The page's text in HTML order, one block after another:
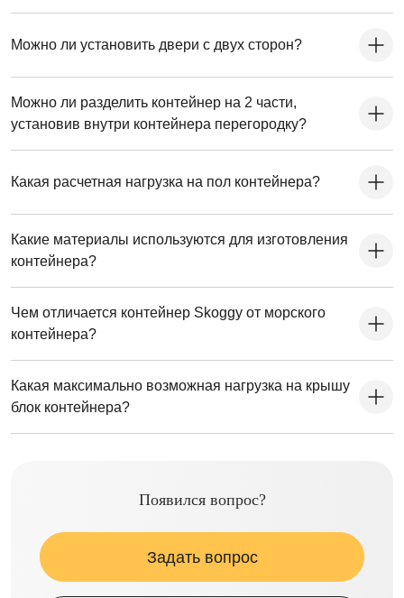
Можно ли установить двери с двух сторон?
Можно ли разделить контейнер на 2 части,
установив внутри контейнера перегородку?
Какая расчетная нагрузка на пол контейнера?
Какие материалы используются для изготовления
контейнера?
Чем отличается контейнер Skoggy от морского
контейнера?
Какая максимально возможная нагрузка на крышу
блок контейнера?
Появился вопрос?
Задать вопрос